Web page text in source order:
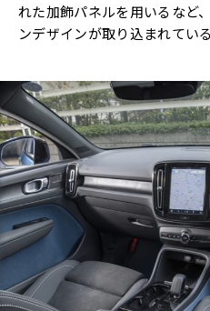
れた加飾パネルを用いるなど
ンデザインが取り込まれている